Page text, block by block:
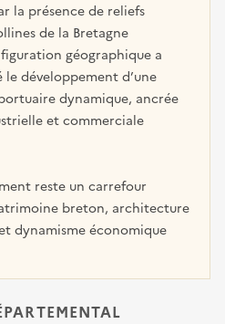
la présence de reliefs
de la Bretagne
géographique a
développement d’une
dynamique, ancrée
et commerciale
reste un carrefour
breton, architecture
dynamisme économique